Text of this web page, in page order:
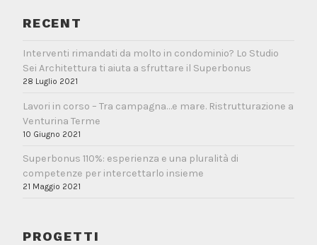
RECENT
Interventi rimandati da molto in condominio? Lo Studio
Sei Architettura ti aiuta a sfruttare il Superbonus
28 Luglio 2021
Lavori in corso – Tra campagna…e mare. Ristrutturazione a
Venturina Terme
10 Giugno 2021
Superbonus 110%: esperienza e una pluralità di
competenze per intercettarlo insieme
21 Maggio 2021
PROGETTI